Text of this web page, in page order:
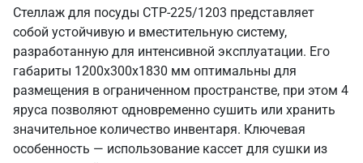
Стеллаж для посуды СТР-225/1203 представляет
собой устойчивую и вместительную систему,
разработанную для интенсивной эксплуатации. Его
габариты 1200х300х1830 мм оптимальны для
размещения в ограниченном пространстве, при этом 4
яруса позволяют одновременно сушить или хранить
значительное количество инвентаря. Ключевая
особенность — использование кассет для сушки из